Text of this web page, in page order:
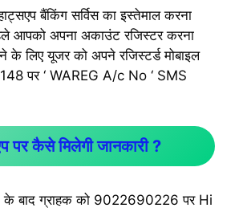
बैंकिंग सर्विस का इस्तेमाल करना
आपको अपना अकाउंट रजिस्टर करना
के लिए यूजर को अपने रजिस्टर्ड मोबाइल
पर ‘ WAREG A/c No ‘ SMS
पर कैसे मिलेगी जानकारी ?
के बाद ग्राहक को 9022690226 पर Hi